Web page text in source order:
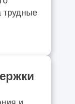
трудные